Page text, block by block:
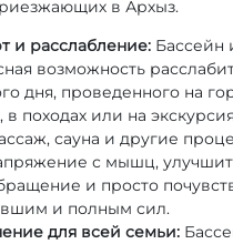
в Архыз.
и расслабление: Бассейн
возможность
дня, проведенного на
в походах или на
сауна и другие
с мышц,
и просто
и полным сил.
для всей семьи: